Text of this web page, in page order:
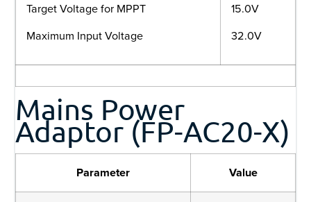
Target Voltage for MPPT
Maximum Input Voltage
15.0V
32.0V
Mains Power
Adaptor (FP-AC20-X)
Parameter Value